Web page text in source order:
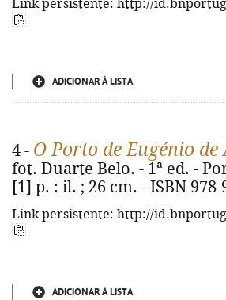
Link persistente: http://
ADICIONAR À LISTA
4 - O Porto de Eugénio de
fot. Duarte Belo. - 1ª ed. -
[1] p. : il. ; 26 cm. - ISBN 978-
Link persistente: http://
ADICIONAR À LISTA